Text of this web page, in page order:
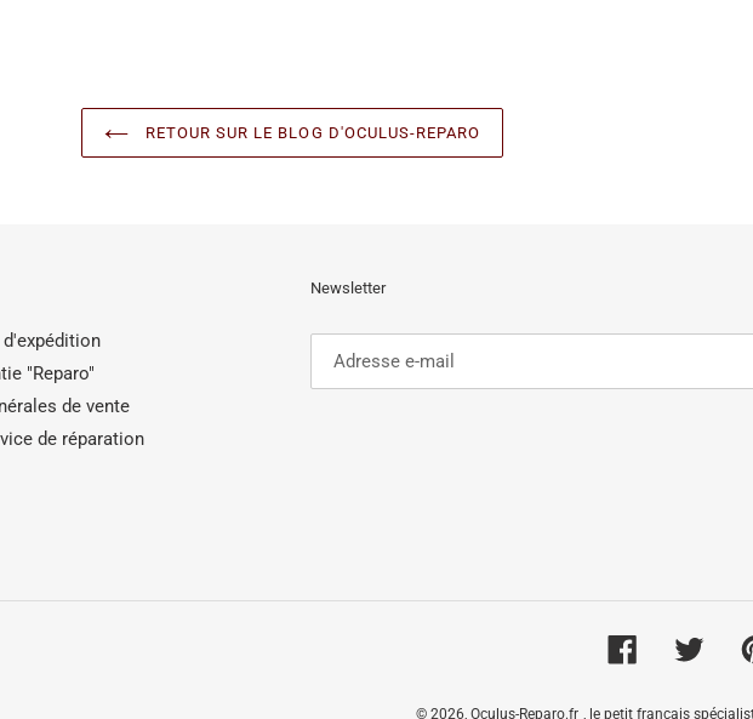
RETOUR SUR LE BLOG D'OCULUS-REPARO
"Reparo"
de vente
de réparation
Newsletter
Facebook
© 2026, Oculus-Reparo.fr , le petit français